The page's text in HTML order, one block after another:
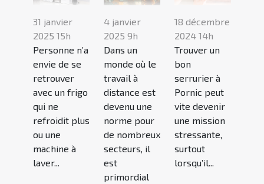
31 janvier
2025 15h
Personne n’a
envie de se
retrouver
avec un frigo
qui ne
refroidit plus
ou une
machine à
laver...
4 janvier
2025 9h
Dans un
monde où le
travail à
distance est
devenu une
norme pour
de nombreux
secteurs, il
est
primordial
18 décembre
2024 14h
Trouver un
bon
serrurier à
Pornic peut
vite devenir
une mission
stressante,
surtout
lorsqu’il...